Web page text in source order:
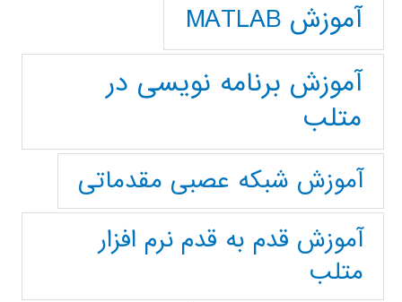
آموزش MATLAB
آموزش برنامه نویسی در
متلب
آموزش شبکه عصبی مقدماتی
آموزش قدم به قدم نرم افزار
متلب